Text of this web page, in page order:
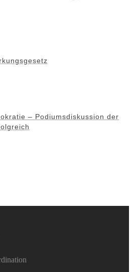
– Podiumsdiskussion der